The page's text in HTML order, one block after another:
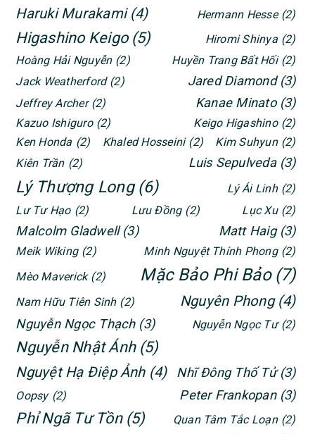
Haruki Murakami (4) Hermann Hesse (2)
Higashino Keigo (5) Hiromi Shinya (2)
Hoàng Hải Nguyễn (2) Huyền Trang Bất Hối (2)
Jack Weatherford (2) Jared Diamond (3)
Jeffrey Archer (2) Kanae Minato (3)
Kazuo Ishiguro (2) Keigo Higashino (2)
Ken Honda (2) Khaled Hosseini (2) Kim Suhyun (2)
Kiên Trần (2) Luis Sepulveda (3)
Lý Thượng Long (6) Lý Ái Linh (2)
Lư Tư Hạo (2) Lưu Đồng (2) Lục Xu (2)
Malcolm Gladwell (3) Matt Haig (3)
Meik Wiking (2) Minh Nguyệt Thính Phong (2)
Mèo Maverick (2) Mặc Bảo Phi Bảo (7)
Nam Hữu Tiên Sinh (2) Nguyên Phong (4)
Nguyễn Ngọc Thạch (3) Nguyễn Ngọc Tư (2)
Nguyễn Nhật Ánh (5)
Nguyệt Hạ Điệp Ảnh (4) Nhĩ Đông Thố Tử (3)
Oopsy (2) Peter Frankopan (3)
Phỉ Ngã Tư Tồn (5) Quan Tâm Tắc Loạn (2)